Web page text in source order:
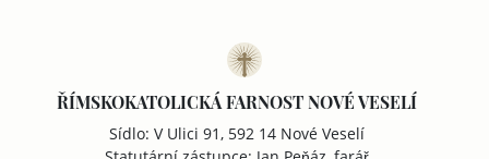
ŘÍMSKOKATOLICKÁ FARNOST NOVÉ VESELÍ
Sídlo: V Ulici 91, 592 14 Nové Veselí